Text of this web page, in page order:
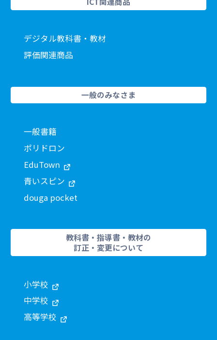
デジタル教科書・教材
評価関連商品
一般のみなさま
一般書籍
ポリドロン
EduTown
青いスピン
douga pocket
教科書・指導書・教材の
訂正・変更について
小学校
中学校
高等学校